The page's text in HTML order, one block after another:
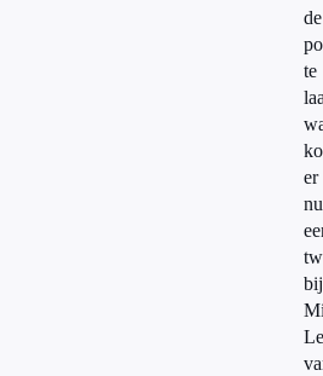
de
te
er
nu